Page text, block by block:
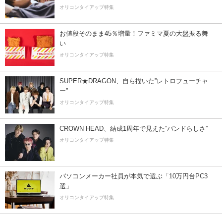
オリコンタイアップ特集
お値段そのまま45％増量！ファミマ夏の大盤振る舞
い
オリコンタイアップ特集
SUPER★DRAGON、自ら描いた”レトロフューチャ
ー”
オリコンタイアップ特集
CROWN HEAD、結成1周年で見えた”バンドらしさ”
オリコンタイアップ特集
パソコンメーカー社員が本気で選ぶ「10万円台PC3
選」
オリコンタイアップ特集